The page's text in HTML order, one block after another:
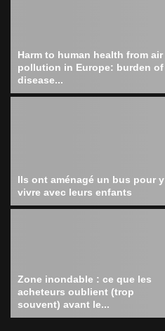
Harm to human health from air
pollution in Europe: burden of
disease...
Ils ont aménagé un bus pour y
vivre avec leurs enfants
Zone inondable : ce que les
acheteurs oublient (trop
souvent) avant le...